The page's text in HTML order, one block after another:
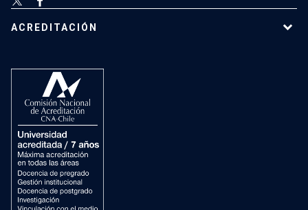
ACREDITACIÓN